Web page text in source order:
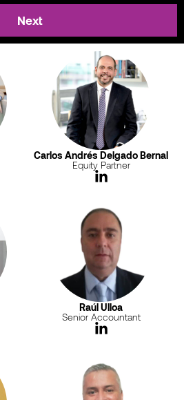
Next
Carlos Andrés Delgado Bernal
Equity Partner
Raúl Ulloa
Senior Accountant